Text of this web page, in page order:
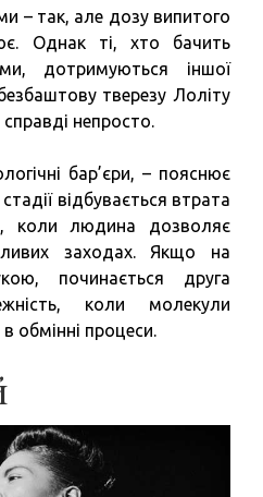
– так, але дозу випитого
Однак ті, хто бачить
дотримуються іншої
тверезу Лоліту
справді непросто.
бар’єри, – пояснює
відбувається втрата
коли людина дозволяє
заходах. Якщо на
починається друга
коли молекули
обмінні процеси.